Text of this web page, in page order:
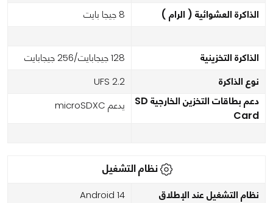
الذاكرة العشوائية ( الرام ) 8 جيجا بايت
الذاكرة التخزينية 128 جيجابايت/256 جيجابايت
نوع الذاكرة UFS 2.2
دعم بطاقات التخزين الخارجية SD
Card
يدعم microSDXC
نظام التشغيل
نظام التشغيل عند الإطلاق Android 14